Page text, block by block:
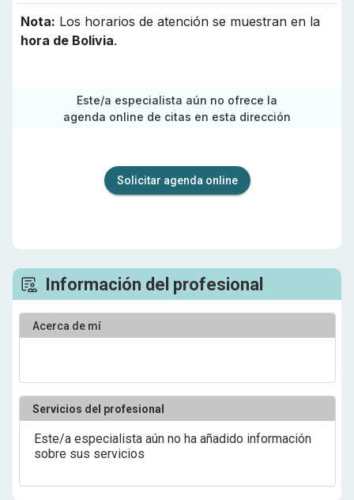
Información del profesional
Acerca de mí
Servicios del profesional
Este/a especialista aún no ha añadido información
sobre sus servicios
Nota: Los horarios de atención se muestran en la
hora de Bolivia.
Este/a especialista aún no ofrece la
agenda online de citas en esta dirección
Solicitar agenda online